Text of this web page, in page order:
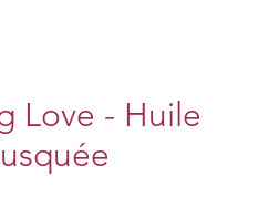
Love - Huile